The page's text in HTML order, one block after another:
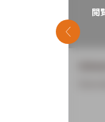
閲
前のスライド